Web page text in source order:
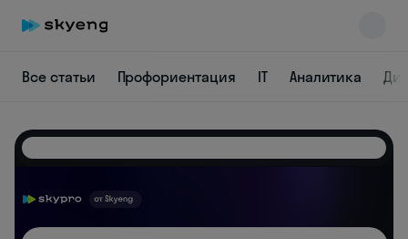
Все статьи Профориентация IT Аналитика